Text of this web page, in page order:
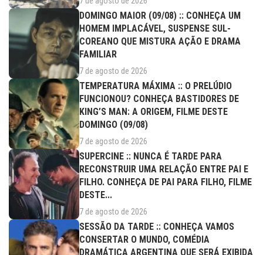
DOMINGO MAIOR (09/08) :: CONHEÇA UM
HOMEM IMPLACÁVEL, SUSPENSE SUL-
COREANO QUE MISTURA AÇÃO E DRAMA
FAMILIAR
7 de agosto de 2026
TEMPERATURA MÁXIMA :: O PRELÚDIO
FUNCIONOU? CONHEÇA BASTIDORES DE
KING’S MAN: A ORIGEM, FILME DESTE
DOMINGO (09/08)
7 de agosto de 2026
SUPERCINE :: NUNCA É TARDE PARA
RECONSTRUIR UMA RELAÇÃO ENTRE PAI E
FILHO. CONHEÇA DE PAI PARA FILHO, FILME
DESTE...
7 de agosto de 2026
SESSÃO DA TARDE :: CONHEÇA VAMOS
CONSERTAR O MUNDO, COMÉDIA
DRAMÁTICA ARGENTINA QUE SERÁ EXIBIDA